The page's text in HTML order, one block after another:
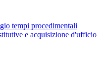
tempi procedimentali
e acquisizione d'ufficio